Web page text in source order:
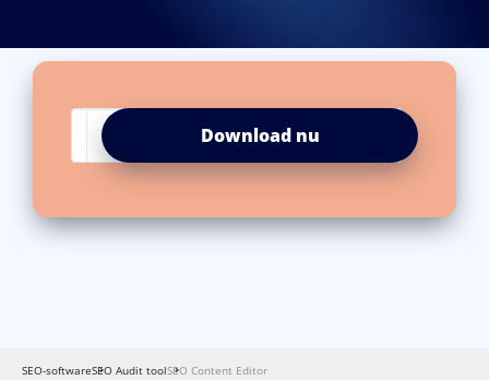
SEO-softwareSEO Audit toolSEO Content Editor